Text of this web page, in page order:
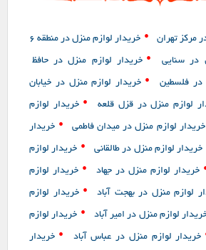
مرکز تهران • خریدار لوازم منزل در منطقه 6
در سنایی • خریدار لوازم منزل در حافظ
در فلسطین • خریدار لوازم منزل در خیابان
لوازم منزل در قزل قلعه • خریدار لوازم
خریدار لوازم منزل در میدان فاطمی • خریدار
خریدار لوازم منزل در طالقانی • خریدار لوازم
خریدار لوازم منزل در جهاد • خریدار لوازم
لوازم منزل در بهجت آباد • خریدار لوازم
لوازم منزل در امیر آباد • خریدار لوازم
خریدار لوازم منزل در عباس آباد • خریدار